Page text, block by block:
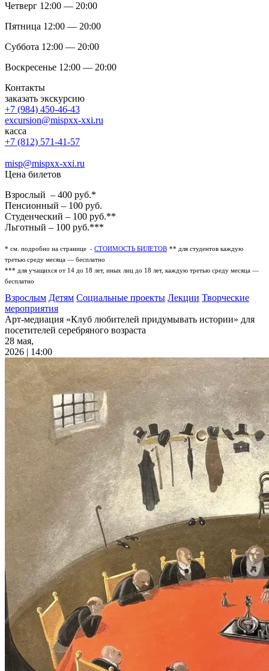
Четверг 12:00 — 20:00
Пятница 12:00 — 20:00
Суббота 12:00 — 20:00
Воскресенье 12:00 — 20:00
Контакты
заказать экскурсию
+7 (984) 450-46-43
excursion@mispxx-xxi.ru
касса
+7 (812) 571-41-57
misp@mispxx-xxi.ru
Цена билетов
Взрослый – 400 руб.*
Пенсионный – 100 руб.
Студенческий – 100 руб.**
Льготный – 100 руб.***
* см. подробно на странице - СТОИМОСТЬ БИЛЕТОВ ** для студентов каждую
третью среду месяца — бесплатно
*** для учащихся от 14 до 18 лет, иных лиц до 18 лет, каждую третью среду месяца —
бесплатно
Взрослым Детям Социальные проекты Лекции Творческие
мероприятия
Арт-медиация «Клуб любителей придумывать истории» для
посетителей серебряного возраста
28 мая,
2026 | 14:00